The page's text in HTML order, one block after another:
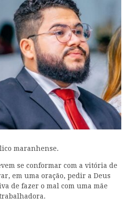
maranhense.
se conformar com a vitória de
em uma oração, pedir a Deus
de fazer o mal com uma mãe